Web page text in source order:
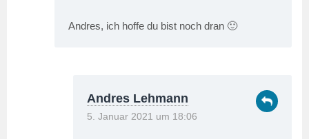
Andres, ich hoffe du bist noch dran 🙂
Andres Lehmann
5. Januar 2021 um 18:06